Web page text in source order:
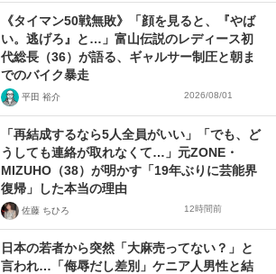
《タイマン50戦無敗》「顔を見ると、『やば
い。逃げろ』と…」富山伝説のレディース初
代総長（36）が語る、ギャルサー制圧と朝ま
でのバイク暴走
平田 裕介 2026/08/01
「再結成するなら5人全員がいい」「でも、ど
うしても連絡が取れなくて…」元ZONE・
MIZUHO（38）が明かす「19年ぶりに芸能界
復帰」した本当の理由
佐藤 ちひろ 12時間前
日本の若者から突然「大麻売ってない？」と
言われ…「侮辱だし差別」ケニア人男性と結